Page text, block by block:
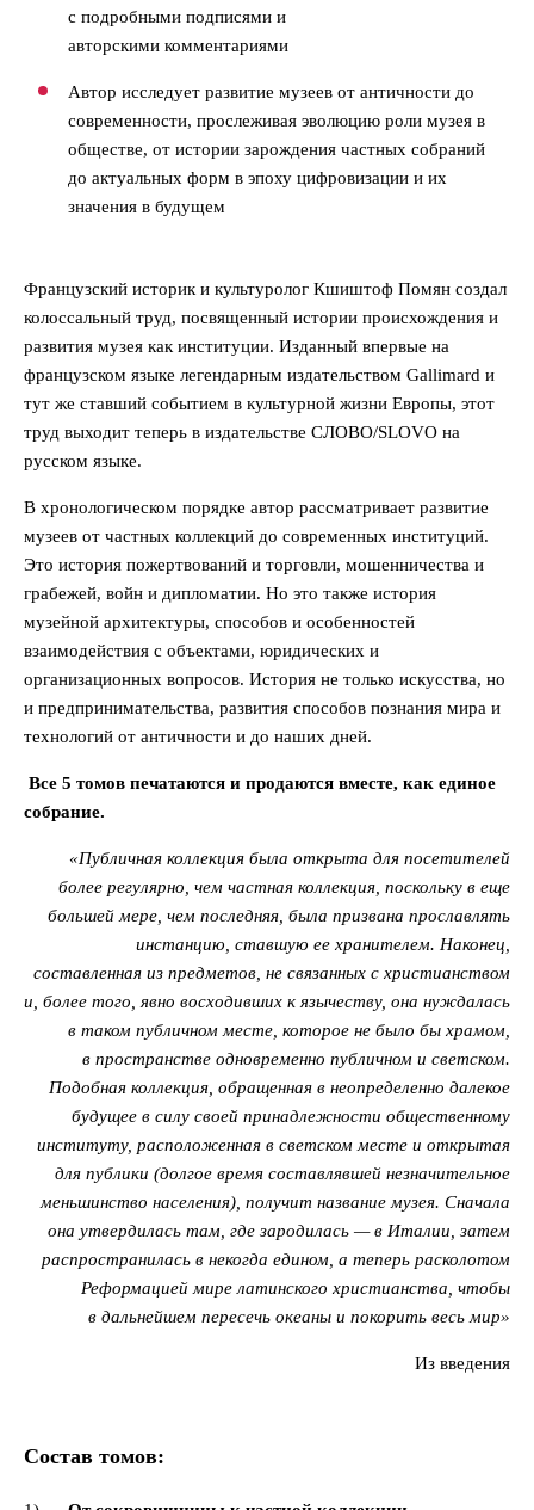
с подробными подписями и
авторскими комментариями
Автор исследует развитие музеев от античности до
современности, прослеживая эволюцию роли музея в
обществе, от истории зарождения частных собраний
до актуальных форм в эпоху цифровизации и их
значения в будущем
Французский историк и культуролог Кшиштоф Помян создал
колоссальный труд, посвященный истории происхождения и
развития музея как институции. Изданный впервые на
французском языке легендарным издательством Gallimard и
тут же ставший событием в культурной жизни Европы, этот
труд выходит теперь в издательстве СЛОВО/SLOVO на
русском языке.
В хронологическом порядке автор рассматривает развитие
музеев от частных коллекций до современных институций.
Это история пожертвований и торговли, мошенничества и
грабежей, войн и дипломатии. Но это также история
музейной архитектуры, способов и особенностей
взаимодействия с объектами, юридических и
организационных вопросов. История не только искусства, но
и предпринимательства, развития способов познания мира и
технологий от античности и до наших дней.
Все 5 томов печатаются и продаются вместе, как единое
собрание.
«Публичная коллекция была открыта для посетителей
более регулярно, чем частная коллекция, поскольку в еще
большей мере, чем последняя, была призвана прославлять
инстанцию, ставшую ее хранителем. Наконец,
составленная из предметов, не связанных с христианством
и, более того, явно восходивших к язычеству, она нуждалась
в таком публичном месте, которое не было бы храмом,
в пространстве одновременно публичном и светском.
Подобная коллекция, обращенная в неопределенно далекое
будущее в силу своей принадлежности общественному
институту, расположенная в светском месте и открытая
для публики (долгое время составлявшей незначительное
меньшинство населения), получит название музея. Сначала
она утвердилась там, где зародилась — в Италии, затем
распространилась в некогда едином, а теперь расколотом
Реформацией мире латинского христианства, чтобы
в дальнейшем пересечь океаны и покорить весь мир»
Из введения
Состав томов: